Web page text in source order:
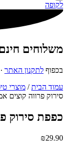
לקופה
משלוחים
בכפוף לתקנון האתר
עמוד הבית/ מוצרי
סירוק פרווה קוצים אמיתיי 1
כפפת סירוק
₪29.90